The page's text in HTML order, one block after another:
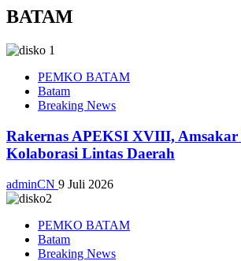
BATAM
PEMKO BATAM
Batam
Breaking News
Rakernas APEKSI XVIII, Amsakar
Kolaborasi Lintas Daerah
adminCN 9 Juli 2026
PEMKO BATAM
Batam
Breaking News